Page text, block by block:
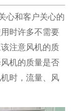
心和客户关心的
时许多不需要
注意风机的质
机的质量是否
时，流量、风